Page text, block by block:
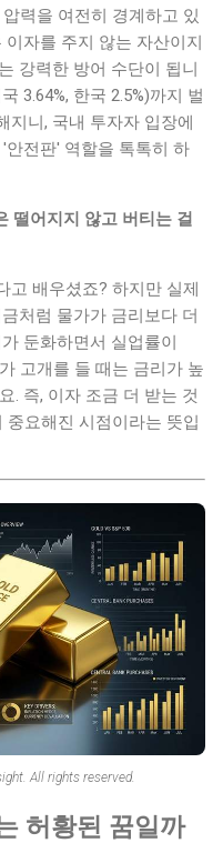
력을 여전히 경계하고 있
자를 주지 않는 자산이지
강력한 방어 수단이 됩니
3.64%, 한국 2.5%)까지 벌
지니, 국내 투자자 입장에
전판' 역할을 톡톡히 하
떨어지지 않고 버티는 걸
고 배우셨죠? 하지만 실제
처럼 물가가 금리보다 더
둔화하면서 실업률이
고개를 들 때는 금리가 높
. 즉, 이자 조금 더 받는 것
요해진 시점이라는 뜻입
All rights reserved.
허황된 꿈일까